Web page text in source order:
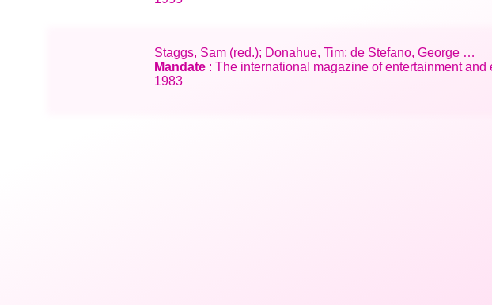
Staggs, Sam (red.); Donahue, Tim; de Stefano, George …
Mandate : The international magazine of entertainment
1983